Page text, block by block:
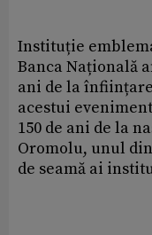
Instituție
Banca Națională
ani de la
acestui
150 de ani de la
Oromolu, unul
de seamă ai